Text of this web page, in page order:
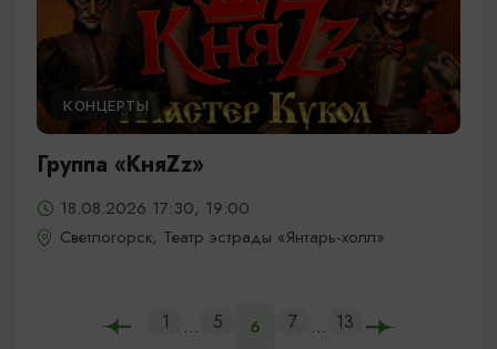
КОНЦЕРТЫ
Группа «КняZz»
18.08.2026 17:30, 19:00
Светлогорск, Театр эстрады «Янтарь-холл»
1 ... 5 6 7 ... 13